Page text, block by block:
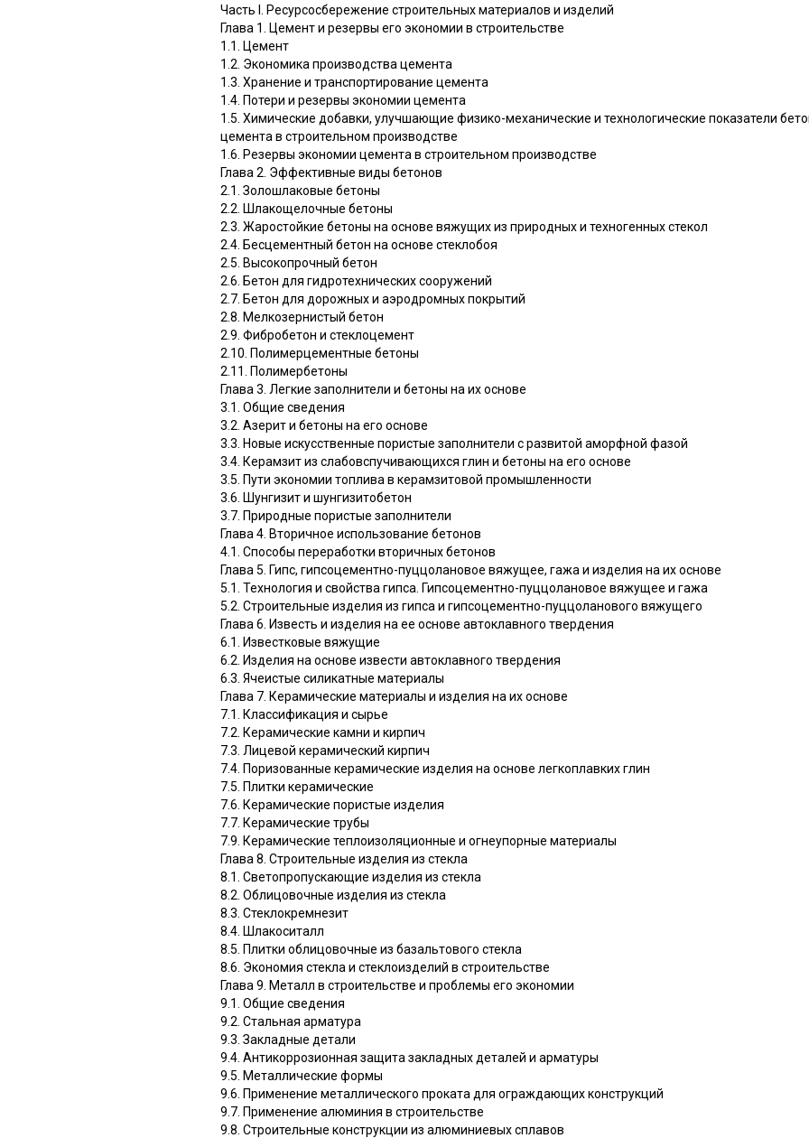
Часть I. Ресурсосбережение строительных материалов и изделий
Глава 1. Цемент и резервы его экономии в строительстве
1.1. Цемент
1.2. Экономика производства цемента
1.3. Хранение и транспортирование цемента
1.4. Потери и резервы экономии цемента
1.5. Химические добавки, улучшающие физико-механические и технологические показатели
цемента в строительном производстве
1.6. Резервы экономии цемента в строительном производстве
Глава 2. Эффективные виды бетонов
2.1. Золошлаковые бетоны
2.2. Шлакощелочные бетоны
2.3. Жаростойкие бетоны на основе вяжущих из природных и техногенных стекол
2.4. Бесцементный бетон на основе стеклобоя
2.5. Высокопрочный бетон
2.6. Бетон для гидротехнических сооружений
2.7. Бетон для дорожных и аэродромных покрытий
2.8. Мелкозернистый бетон
2.9. Фибробетон и стеклоцемент
2.10. Полимерцементные бетоны
2.11. Полимербетоны
Глава 3. Легкие заполнители и бетоны на их основе
3.1. Общие сведения
3.2. Азерит и бетоны на его основе
3.3. Новые искусственные пористые заполнители с развитой аморфной фазой
3.4. Керамзит из слабовспучивающихся глин и бетоны на его основе
3.5. Пути экономии топлива в керамзитовой промышленности
3.6. Шунгизит и шунгизитобетон
3.7. Природные пористые заполнители
Глава 4. Вторичное использование бетонов
4.1. Способы переработки вторичных бетонов
Глава 5. Гипс, гипсоцементно-пуццолановое вяжущее, гажа и изделия на их основе
5.1. Технология и свойства гипса. Гипсоцементно-пуццолановое вяжущее и гажа
5.2. Строительные изделия из гипса и гипсоцементно-пуццоланового вяжущего
Глава 6. Известь и изделия на ее основе автоклавного твердения
6.1. Известковые вяжущие
6.2. Изделия на основе извести автоклавного твердения
6.3. Ячеистые силикатные материалы
Глава 7. Керамические материалы и изделия на их основе
7.1. Классификация и сырье
7.2. Керамические камни и кирпич
7.3. Лицевой керамический кирпич
7.4. Поризованные керамические изделия на основе легкоплавких глин
7.5. Плитки керамические
7.6. Керамические пористые изделия
7.7. Керамические трубы
7.9. Керамические теплоизоляционные и огнеупорные материалы
Глава 8. Строительные изделия из стекла
8.1. Светопропускающие изделия из стекла
8.2. Облицовочные изделия из стекла
8.3. Стеклокремнезит
8.4. Шлакоситалл
8.5. Плитки облицовочные из базальтового стекла
8.6. Экономия стекла и стеклоизделий в строительстве
Глава 9. Металл в строительстве и проблемы его экономии
9.1. Общие сведения
9.2. Стальная арматура
9.3. Закладные детали
9.4. Антикоррозионная защита закладных деталей и арматуры
9.5. Металлические формы
9.6. Применение металлического проката для ограждающих конструкций
9.7. Применение алюминия в строительстве
9.8. Строительные конструкции из алюминиевых сплавов